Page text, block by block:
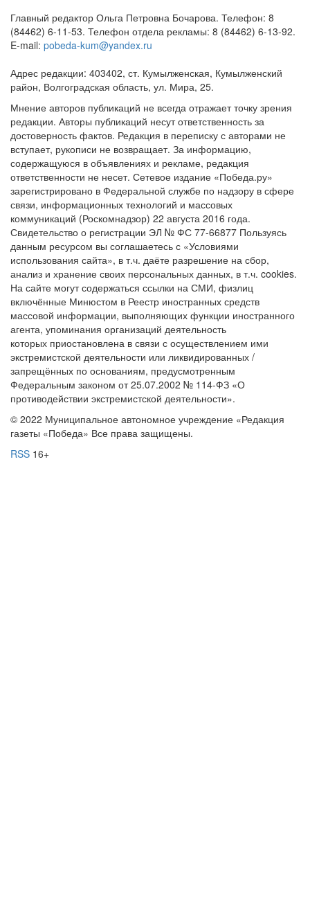
Главный редактор Ольга Петровна Бочарова. Телефон: 8
(84462) 6-11-53. Телефон отдела рекламы: 8 (84462) 6-13-92.
E-mail: pobeda-kum@yandex.ru
Адрес редакции: 403402, ст. Кумылженская, Кумылженский
район, Волгоградская область, ул. Мира, 25.
Мнение авторов публикаций не всегда отражает точку зрения
редакции. Авторы публикаций несут ответственность за
достоверность фактов. Редакция в переписку с авторами не
вступает, рукописи не возвращает. За информацию,
содержащуюся в объявлениях и рекламе, редакция
ответственности не несет. Сетевое издание «Победа.ру»
зарегистрировано в Федеральной службе по надзору в сфере
связи, информационных технологий и массовых
коммуникаций (Роскомнадзор) 22 августа 2016 года.
Свидетельство о регистрации ЭЛ № ФС 77-66877 Пользуясь
данным ресурсом вы соглашаетесь с «Условиями
использования сайта», в т.ч. даёте разрешение на сбор,
анализ и хранение своих персональных данных, в т.ч. cookies.
На сайте могут содержаться ссылки на СМИ, физлиц
включённые Минюстом в Реестр иностранных средств
массовой информации, выполняющих функции иностранного
агента, упоминания организаций деятельность
которых приостановлена в связи с осуществлением ими
экстремистской деятельности или ликвидированных /
запрещённых по основаниям, предусмотренным
Федеральным законом от 25.07.2002 № 114-ФЗ «О
противодействии экстремистской деятельности».
© 2022 Муниципальное автономное учреждение «Редакция
газеты «Победа» Все права защищены.
RSS 16+